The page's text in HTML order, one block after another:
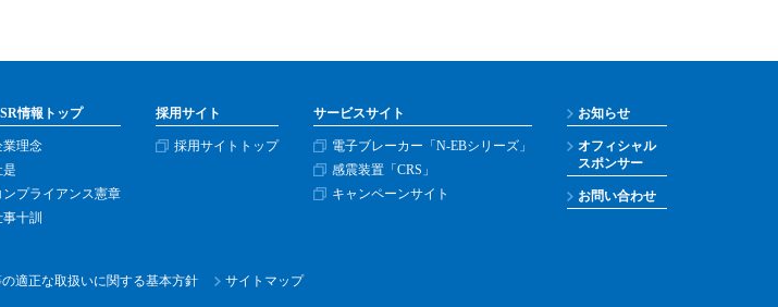
情報トップ
業理念
是
ンプライアンス憲章
事十訓
採用サイト
採用サイトトップ
サービスサイト
電子ブレーカー「N-EBシリーズ」
感震装置「CRS」
キャンペーンサイト
お知らせ
オフィシャル
スポンサー
お問い合わせ
適正な取扱いに関する基本方針 サイトマップ